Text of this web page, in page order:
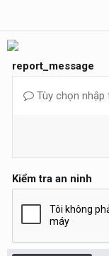
report_message
Tùy chọn nhập
Kiểm tra an ninh